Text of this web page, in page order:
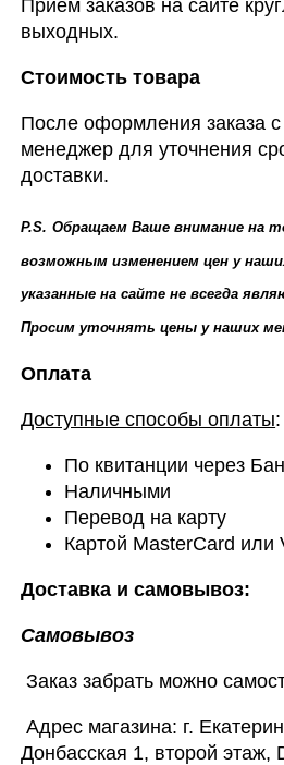
Прием заказов на сайте
выходных.
Стоимость товара
После оформления заказа
менеджер для уточнения
доставки.
P.S. Обращаем Ваше внимание на
возможным изменением цен у
указанные на сайте не всегда
Просим уточнять цены у наших
Оплата
Доступные способы оплаты:
По квитанции через
Наличными
Перевод на карту
Картой MasterCard или
Доставка и самовывоз:
Самовывоз
Заказ забрать можно
Адрес магазина: г.
Донбасская 1, второй